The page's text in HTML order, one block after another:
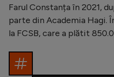
Creează cont
Farul Constanța în 2021,
parte din Academia Hagi.
la FCSB, care a plătit